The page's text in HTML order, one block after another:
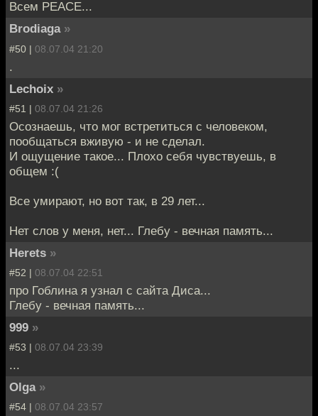
Всем PEACE...
Brodiaga »
#50 | 08.07.04 21:20
.
Lechoix »
#51 | 08.07.04 21:26
Осознаешь, что мог встретиться с человеком,
пообщаться вживую - и не сделал.
И ощущение такое... Плохо себя чувствуешь, в
общем :(
Все умирают, но вот так, в 29 лет...
Нет слов у меня, нет... Глебу - вечная память...
Herets »
#52 | 08.07.04 22:51
про Гоблина я узнал с сайта Диса...
Глебу - вечная память...
999 »
#53 | 08.07.04 23:39
...
Olga »
#54 | 08.07.04 23:57